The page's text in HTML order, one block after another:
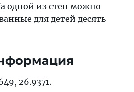
одной из стен можно
для детей десять
26.9371.